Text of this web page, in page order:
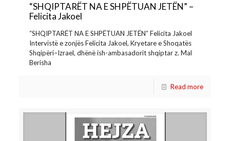
“SHQIPTARËT NA E SHPËTUAN JETËN” –
Felicita Jakoel
“SHQIPTARËT NA E SHPËTUAN JETËN” Felicita Jakoel
Intervistë e zonjës Felicita Jakoel, Kryetare e Shoqatës
Shqipëri–Izrael, dhënë ish-ambasadorit shqiptar z. Mal
Berisha
Read more